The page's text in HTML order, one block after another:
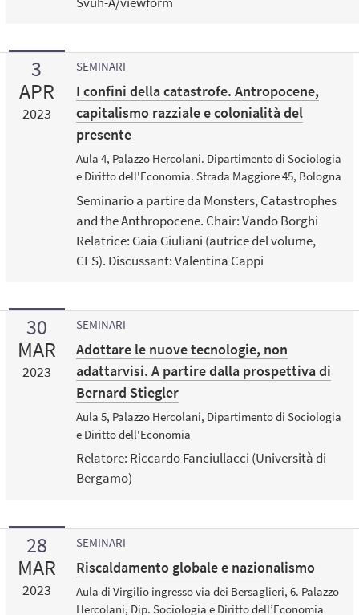
3
APR
2023
SEMINARI
I confini della catastrofe. Antropocene,
capitalismo razziale e colonialità del
presente
Aula 4, Palazzo Hercolani. Dipartimento di Sociologia
e Diritto dell'Economia. Strada Maggiore 45, Bologna
Seminario a partire da Monsters, Catastrophes
and the Anthropocene. Chair: Vando Borghi
Relatrice: Gaia Giuliani (autrice del volume,
CES). Discussant: Valentina Cappi
30
MAR
2023
SEMINARI
Adottare le nuove tecnologie, non
adattarvisi. A partire dalla prospettiva di
Bernard Stiegler
Aula 5, Palazzo Hercolani, Dipartimento di Sociologia
e Diritto dell'Economia
Relatore: Riccardo Fanciullacci (Università di
Bergamo)
28
MAR
2023
SEMINARI
Riscaldamento globale e nazionalismo
Aula di Virgilio ingresso via dei Bersaglieri, 6. Palazzo
Hercolani, Dip. Sociologia e Diritto dell’Economia